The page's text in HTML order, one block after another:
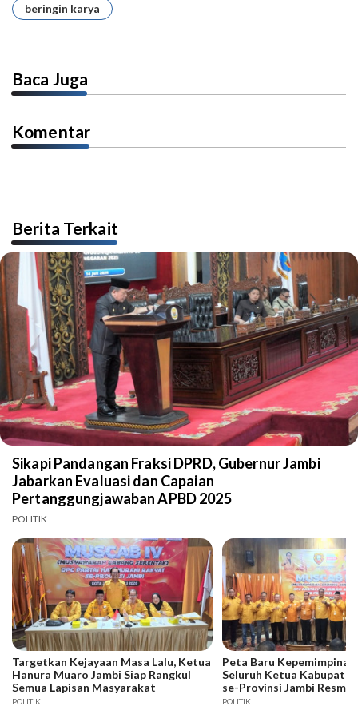
beringin karya
Baca Juga
Komentar
Berita Terkait
Sikapi Pandangan Fraksi DPRD, Gubernur Jambi
Jabarkan Evaluasi dan Capaian
Pertanggungjawaban APBD 2025
POLITIK
Targetkan Kejayaan Masa Lalu, Ketua
Hanura Muaro Jambi Siap Rangkul
Semua Lapisan Masyarakat
POLITIK
Peta Baru Kepemimpinan
Seluruh Ketua
se-Provinsi Jambi Resmi
POLITIK